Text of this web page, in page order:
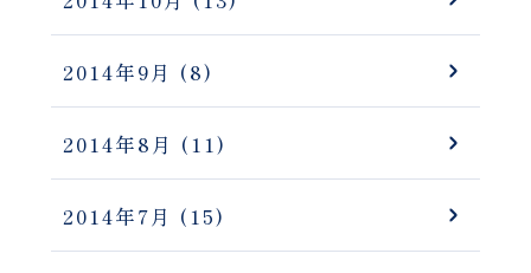
2014年9月 (8)
2014年8月 (11)
2014年7月 (15)